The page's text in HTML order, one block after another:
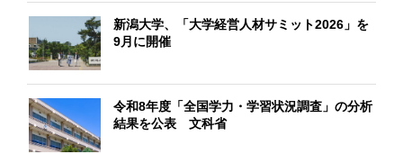
新潟大学、「大学経営人材サミット2026」を
9月に開催
令和8年度「全国学力・学習状況調査」の分析
結果を公表 文科省